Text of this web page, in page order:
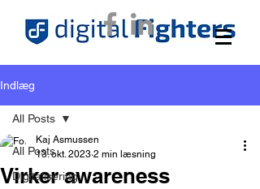
Indlæg
All Posts
Digitalisering
All Posts
Virker awareness
Kaj Asmussen
13. okt. 2023 2 min læsning